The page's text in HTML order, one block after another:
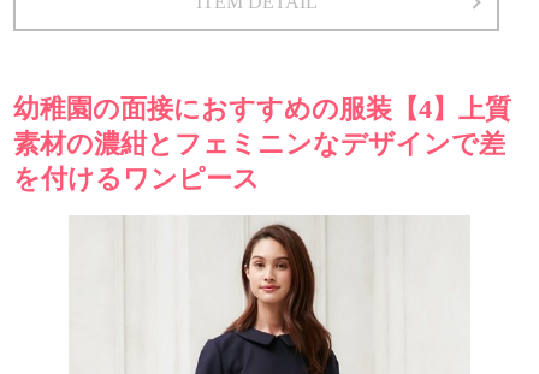
幼稚園の面接におすすめの服装【4】上質
素材の濃紺とフェミニンなデザインで差
を付けるワンピース